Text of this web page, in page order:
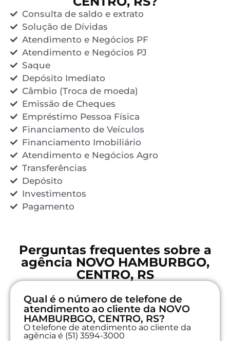
Consulta de saldo e extrato
Solução de Dívidas
Atendimento e Negócios PF
Atendimento e Negócios PJ
Saque
Depósito Imediato
Câmbio (Troca de moeda)
Emissão de Cheques
Empréstimo Pessoa Física
Financiamento de Veículos
Financiamento Imobiliário
Atendimento e Negócios Agro
Transferências
Depósito
Investimentos
Pagamento
Perguntas frequentes sobre a
agência NOVO HAMBURBGO,
CENTRO, RS
Qual é o número de telefone de
atendimento ao cliente da NOVO
HAMBURBGO, CENTRO, RS?
O telefone de atendimento ao cliente da
agência é (51) 3594-3000